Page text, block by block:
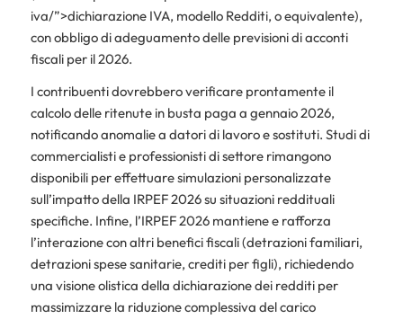
iva/”>dichiarazione IVA, modello Redditi, o equivalente),
con obbligo di adeguamento delle previsioni di acconti
fiscali per il 2026.
I contribuenti dovrebbero verificare prontamente il
calcolo delle ritenute in busta paga a gennaio 2026,
notificando anomalie a datori di lavoro e sostituti. Studi di
commercialisti e professionisti di settore rimangono
disponibili per effettuare simulazioni personalizzate
sull’impatto della IRPEF 2026 su situazioni reddituali
specifiche. Infine, l’IRPEF 2026 mantiene e rafforza
l’interazione con altri benefici fiscali (detrazioni familiari,
detrazioni spese sanitarie, crediti per figli), richiedendo
una visione olistica della dichiarazione dei redditi per
massimizzare la riduzione complessiva del carico